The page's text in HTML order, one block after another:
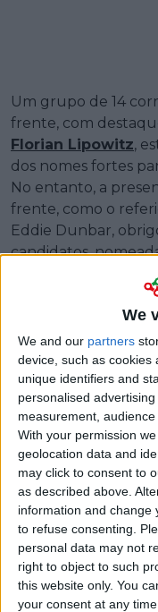
We
We and our partners
device, such as cookies
unique identifiers and
personalised
measurement,
With your permission
geolocation data and
may click to consent to
as described above.
information and change
to refuse consenting.
personal data may not
right to object to such
this website only. You
your consent at any
Um grupo de 14
frente, com
Florian Lipowitz,
dos nomes fortes
No entanto, a
frente, como o
Eddie Dunbar,
candidatos,
XRG e a Team
rédeas do pelotão,
abaixo dos dois
A dureza do
ritmo aumentava
cederem e a
principal. Entre os
Jonathan Milan,
acabou por perder
etapa.